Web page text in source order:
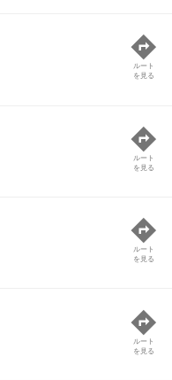
ルート
を見る
ルート
を見る
ルート
を見る
ルート
を見る